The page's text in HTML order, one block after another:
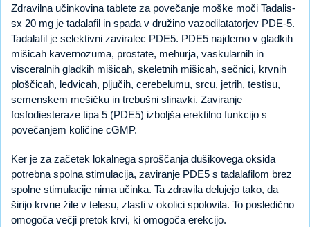
Zdravilna učinkovina tablete za povečanje moške moči Tadalis-
sx 20 mg je tadalafil in spada v družino vazodilatatorjev PDE-5.
Tadalafil je selektivni zaviralec PDE5. PDE5 najdemo v gladkih
mišicah kavernozuma, prostate, mehurja, vaskularnih in
visceralnih gladkih mišicah, skeletnih mišicah, sečnici, krvnih
ploščicah, ledvicah, pljučih, cerebelumu, srcu, jetrih, testisu,
semenskem mešičku in trebušni slinavki. Zaviranje
fosfodiesteraze tipa 5 (PDE5) izboljša erektilno funkcijo s
povečanjem količine cGMP.
Ker je za začetek lokalnega sproščanja dušikovega oksida
potrebna spolna stimulacija, zaviranje PDE5 s tadalafilom brez
spolne stimulacije nima učinka. Ta zdravila delujejo tako, da
širijo krvne žile v telesu, zlasti v okolici spolovila. To posledično
omogoča večji pretok krvi, ki omogoča erekcijo.